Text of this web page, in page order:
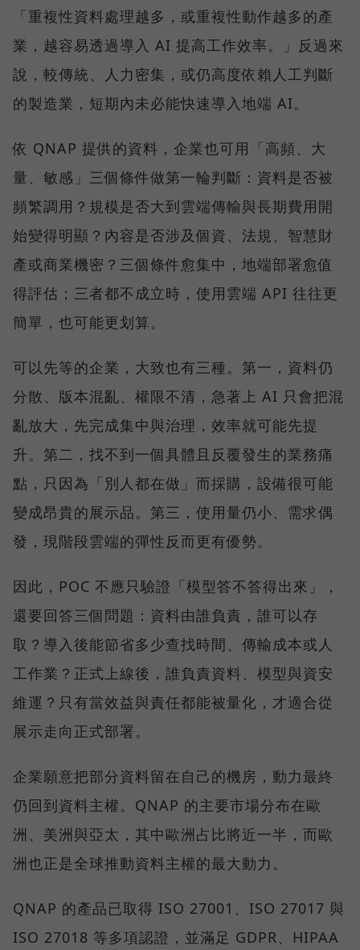
「重複性資料處理越多，或重複性動作越多的產
業，越容易透過導入 AI 提高工作效率。」反過來
說，較傳統、人力密集，或仍高度依賴人工判斷
的製造業，短期內未必能快速導入地端 AI。
依 QNAP 提供的資料，企業也可用「高頻、大
量、敏感」三個條件做第一輪判斷：資料是否被
頻繁調用？規模是否大到雲端傳輸與長期費用開
始變得明顯？內容是否涉及個資、法規、智慧財
產或商業機密？三個條件愈集中，地端部署愈值
得評估；三者都不成立時，使用雲端 API 往往更
簡單，也可能更划算。
可以先等的企業，大致也有三種。第一，資料仍
分散、版本混亂、權限不清，急著上 AI 只會把混
亂放大，先完成集中與治理，效率就可能先提
升。第二，找不到一個具體且反覆發生的業務痛
點，只因為「別人都在做」而採購，設備很可能
變成昂貴的展示品。第三，使用量仍小、需求偶
發，現階段雲端的彈性反而更有優勢。
因此，POC 不應只驗證「模型答不答得出來」，
還要回答三個問題：資料由誰負責，誰可以存
取？導入後能節省多少查找時間、傳輸成本或人
工作業？正式上線後，誰負責資料、模型與資安
維運？只有當效益與責任都能被量化，才適合從
展示走向正式部署。
企業願意把部分資料留在自己的機房，動力最終
仍回到資料主權。QNAP 的主要市場分布在歐
洲、美洲與亞太，其中歐洲占比將近一半，而歐
洲也正是全球推動資料主權的最大動力。
QNAP 的產品已取得 ISO 27001、ISO 27017 與
ISO 27018 等多項認證，並滿足 GDPR、HIPAA